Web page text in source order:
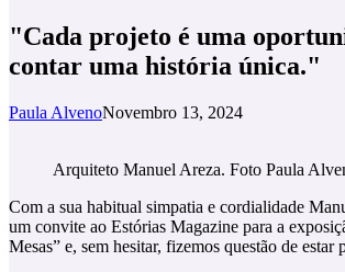
"Cada projeto é uma
contar uma história única."
Paula AlvenoNovembro 13, 2024
Arquiteto Manuel Areza. Foto Paula
Com a sua habitual simpatia e cordialidade
um convite ao Estórias Magazine para a
Mesas” e, sem hesitar, fizemos questão de estar